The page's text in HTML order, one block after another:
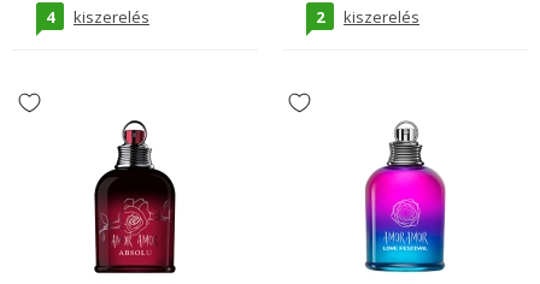
4 kiszerelés 2 kiszerelés